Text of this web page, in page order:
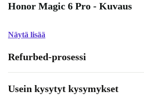
Honor Magic 6 Pro - Kuvaus
Näytä lisää
Refurbed-prosessi
Usein kysytyt kysymykset